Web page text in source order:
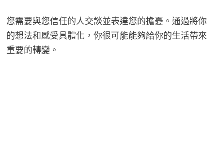
您需要與您信任的人交談並表達您的擔憂。通過將你
的想法和感受具體化，你很可能能夠給你的生活帶來
重要的轉變。